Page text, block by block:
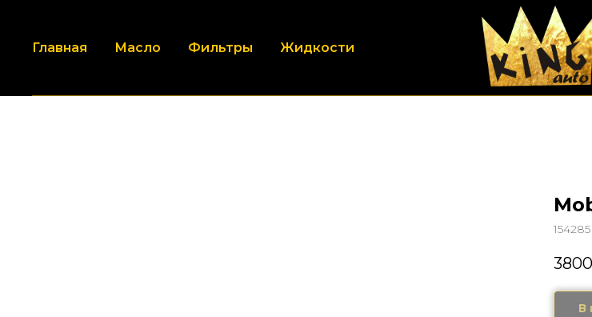
Главная Масло Фильтры Жидкости
154285
В